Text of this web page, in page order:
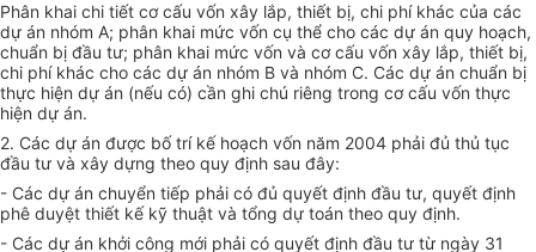
Phân khai chi tiết cơ cấu vốn xây lắp, thiết bị, chi phí khác của các
dự án nhóm A; phân khai mức vốn cụ thể cho các dự án quy hoạch,
chuẩn bị đầu tư; phân khai mức vốn và cơ cấu vốn xây lắp, thiết bị,
chi phí khác cho các dự án nhóm B và nhóm C. Các dự án chuẩn bị
thực hiện dự án (nếu có) cần ghi chú riêng trong cơ cấu vốn thực
hiện dự án.
2. Các dự án được bố trí kế hoạch vốn năm 2004 phải đủ thủ tục
đầu tư và xây dựng theo quy định sau đây:
- Các dự án chuyển tiếp phải có đủ quyết định đầu tư, quyết định
phê duyệt thiết kế kỹ thuật và tổng dự toán theo quy định.
- Các dự án khởi công mới phải có quyết định đầu tư từ ngày 31